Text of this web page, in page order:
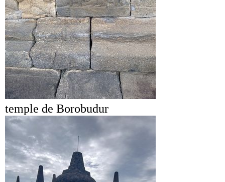
temple de Borobudur